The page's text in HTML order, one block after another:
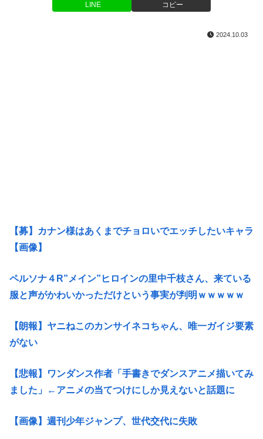
LINE コピー
2024.10.03
【募】カナン様はあくまでチョロいでエッチしたいキャラ
【画像】
ペルソナ４R”メイン”ヒロインの里中千枝さん、来ている
服と声がかわいかっただけという事実が判明ｗｗｗｗｗ
【朗報】ヤニねこのカンサイネコちゃん、唯一ガイジ要素
がない
【悲報】ワンダンス作者「手書きでダンスアニメ描いてみ
ました」←アニメの当てつけにしか見えないと話題に
【画像】週刊少年ジャンプ、世代交代に失敗